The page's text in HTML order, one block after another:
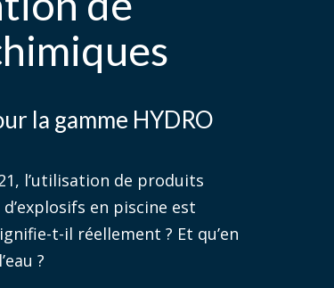
la gamme HYDRO
l’utilisation de produits
en piscine est
t-il réellement ? Et qu’en
?